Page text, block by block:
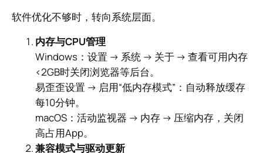
软件优化不够时，转向系统层面。
内存与CPU管理
Windows：设置 → 系统 → 关于 → 查看可用内存
<2GB时关闭浏览器等后台。
易歪歪设置 → 启用“低内存模式”：自动释放缓存
每10分钟。
macOS：活动监视器 → 内存 → 压缩内存，关闭
高占用App。
兼容模式与驱动更新